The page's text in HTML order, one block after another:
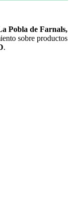
Pobla de Farnals,
sobre productos
.